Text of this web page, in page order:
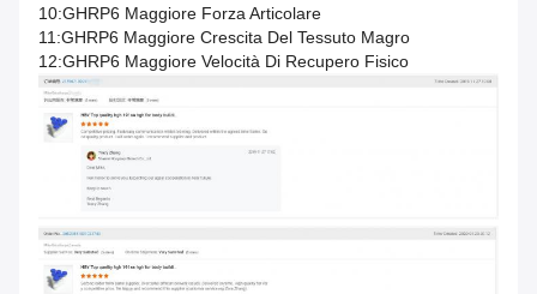
10:GHRP6 Maggiore Forza Articolare
11:GHRP6 Maggiore Crescita Del Tessuto Magro
12:GHRP6 Maggiore Velocità Di Recupero Fisico